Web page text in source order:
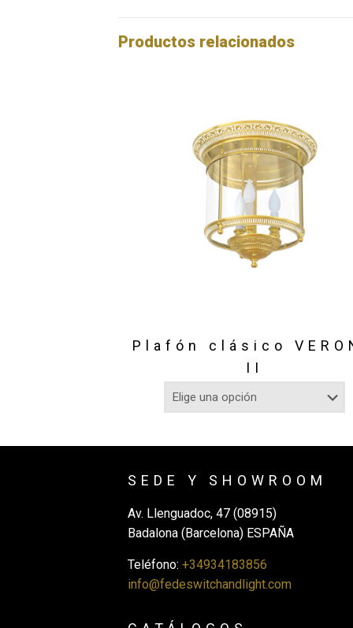
Productos relacionados
Plafón clásico
II
SEDE Y SHOWROOM
Av. Llenguadoc, 47 (08915)
Badalona (Barcelona) ESPAÑA
Teléfono: +34934183856
info@fedeswitchandlight.com